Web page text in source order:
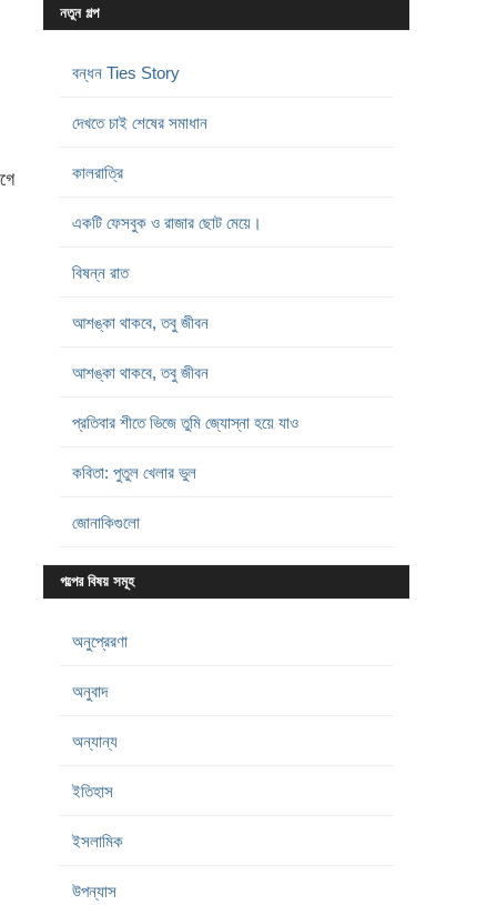
নতুন গল্প
বন্ধন Ties Story
দেখতে চাই শেষের সমাধান
কালরাত্রি
একটি ফেসবুক ও রাজার ছোট মেয়ে।
বিষন্ন রাত
আশঙ্কা থাকবে, তবু জীবন
আশঙ্কা থাকবে, তবু জীবন
প্রতিবার শীতে ভিজে তুমি জ্যোস্না হয়ে যাও
কবিতা: পুতুল খেলার ভুল
জোনাকিগুলো
গল্পের বিষয় সমূহ
অনুপ্রেরণা
অনুবাদ
অন্যান্য
ইতিহাস
ইসলামিক
উপন্যাস